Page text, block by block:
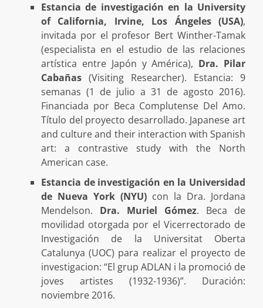
Estancia de investigación en la University
of California, Irvine, Los Ángeles (USA),
invitada por el profesor Bert Winther-Tamak
(especialista en el estudio de las relaciones
artística entre Japón y América), Dra. Pilar
Cabañas (Visiting Researcher). Estancia: 9
semanas (1 de julio a 31 de agosto 2016).
Financiada por Beca Complutense Del Amo.
Título del proyecto desarrollado. Japanese art
and culture and their interaction with Spanish
art: a contrastive study with the North
American case.
Estancia de investigación en la Universidad
de Nueva York (NYU) con la Dra. Jordana
Mendelson. Dra. Muriel Gómez. Beca de
movilidad otorgada por el Vicerrectorado de
Investigación de la Universitat Oberta
Catalunya (UOC) para realizar el proyecto de
investigacion: “El grup ADLAN i la promoció de
joves artistes (1932-1936)”. Duración:
noviembre 2016.